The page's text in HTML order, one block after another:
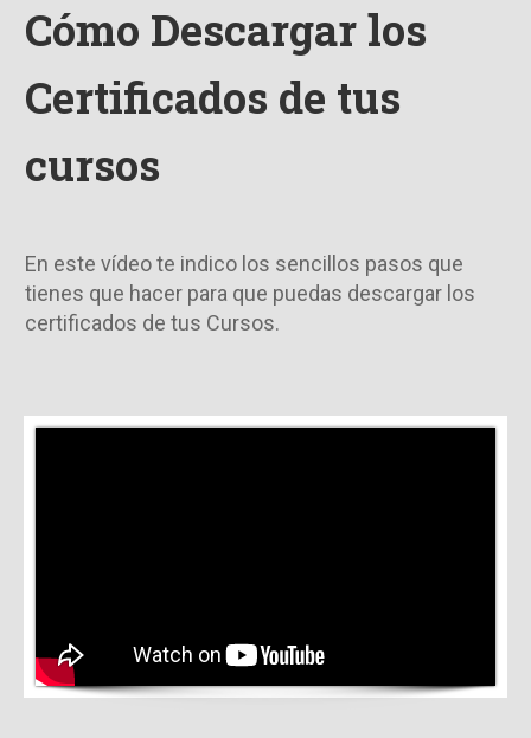
Cómo Descargar los
Certificados de tus
cursos
En este vídeo te indico los sencillos pasos que
tienes que hacer para que puedas descargar los
certificados de tus Cursos.